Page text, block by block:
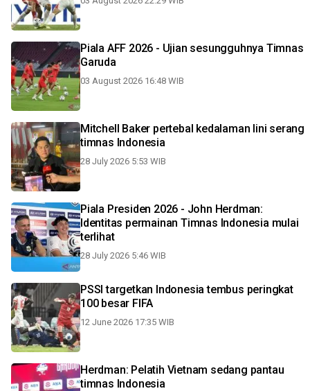
Piala AFF 2026 - Ujian sesungguhnya Timnas
Garuda
03 August 2026 16:48 WIB
Mitchell Baker pertebal kedalaman lini serang
timnas Indonesia
28 July 2026 5:53 WIB
Piala Presiden 2026 - John Herdman:
Identitas permainan Timnas Indonesia mulai
terlihat
28 July 2026 5:46 WIB
PSSI targetkan Indonesia tembus peringkat
100 besar FIFA
12 June 2026 17:35 WIB
Herdman: Pelatih Vietnam sedang pantau
timnas Indonesia